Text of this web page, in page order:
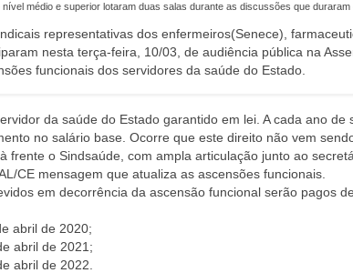
médio e superior lotaram duas salas durante as discussões que duraram
representativas dos enfermeiros(Senece),
nesta terça-feira, 10/03, de audiência pública na
funcionais dos servidores da saúde do Estado.
da saúde do Estado garantido em lei. A cada ano de
no salário base. Ocorre que este direito não vem
frente o Sindsaúde, com ampla articulação junto ao
CE mensagem que atualiza as ascensões funcionais.
em decorrência da ascensão funcional serão pagos
abril de 2020;
abril de 2021;
abril de 2022.